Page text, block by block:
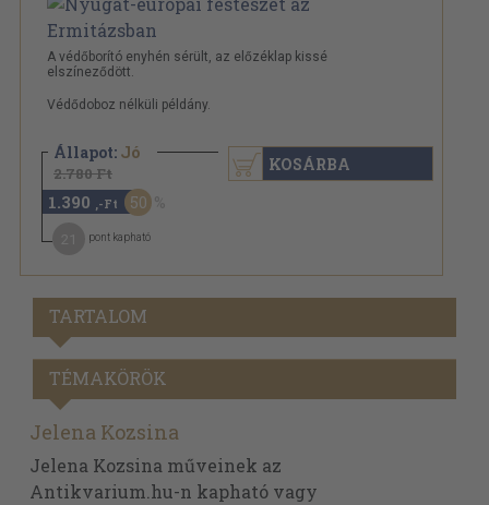
A védőborító enyhén sérült, az előzéklap kissé
elszíneződött.
Védődoboz nélküli példány.
Állapot: Jó
2.780 Ft
1.390 ,-Ft 50
pont kapható
KOSÁRBA
TARTALOM
TÉMAKÖRÖK
Jelena Kozsina
Jelena Kozsina műveinek az
Antikvarium.hu-n kapható vagy